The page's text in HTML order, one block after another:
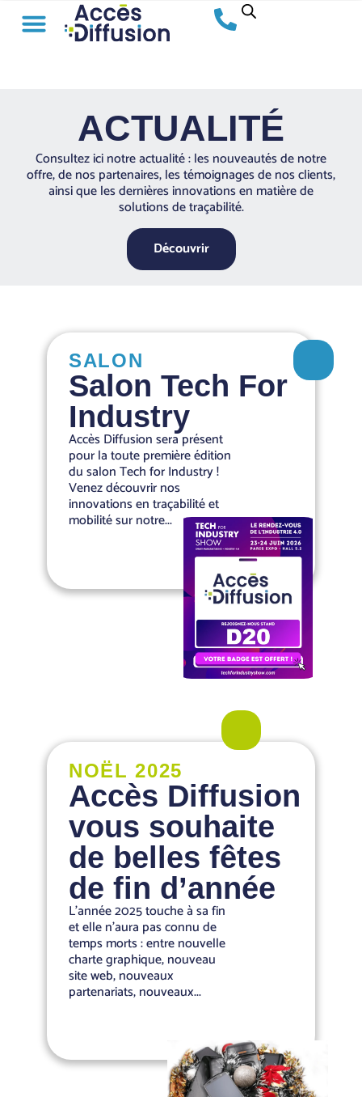
ACTUALITÉ
Consultez ici notre actualité : les nouveautés de notre
offre, de nos partenaires, les témoignages de nos clients,
ainsi que les dernières innovations en matière de
solutions de traçabilité.
Découvrir
SALON
Salon Tech For
Industry
Accès Diffusion sera présent
pour la toute première édition
du salon Tech for Industry !
Venez découvrir nos
innovations en traçabilité et
mobilité sur notre...
NOËL 2025
Accès Diffusion
vous souhaite
de belles fêtes
de fin d’année
L’année 2025 touche à sa fin
et elle n’aura pas connu de
temps morts : entre nouvelle
charte graphique, nouveau
site web, nouveaux
partenariats, nouveaux...